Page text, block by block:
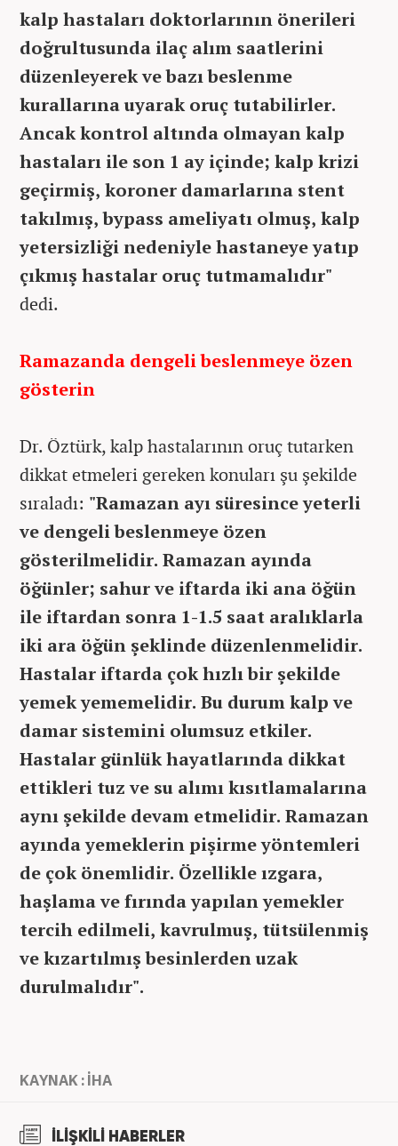
kalp hastaları doktorlarının önerileri
doğrultusunda ilaç alım saatlerini
düzenleyerek ve bazı beslenme
kurallarına uyarak oruç tutabilirler.
Ancak kontrol altında olmayan kalp
hastaları ile son 1 ay içinde; kalp krizi
geçirmiş, koroner damarlarına stent
takılmış, bypass ameliyatı olmuş, kalp
yetersizliği nedeniyle hastaneye yatıp
çıkmış hastalar oruç tutmamalıdır"
dedi.
Ramazanda dengeli beslenmeye özen
gösterin
Dr. Öztürk, kalp hastalarının oruç tutarken
dikkat etmeleri gereken konuları şu şekilde
sıraladı: "Ramazan ayı süresince yeterli
ve dengeli beslenmeye özen
gösterilmelidir. Ramazan ayında
öğünler; sahur ve iftarda iki ana öğün
ile iftardan sonra 1-1.5 saat aralıklarla
iki ara öğün şeklinde düzenlenmelidir.
Hastalar iftarda çok hızlı bir şekilde
yemek yememelidir. Bu durum kalp ve
damar sistemini olumsuz etkiler.
Hastalar günlük hayatlarında dikkat
ettikleri tuz ve su alımı kısıtlamalarına
aynı şekilde devam etmelidir. Ramazan
ayında yemeklerin pişirme yöntemleri
de çok önemlidir. Özellikle ızgara,
haşlama ve fırında yapılan yemekler
tercih edilmeli, kavrulmuş, tütsülenmiş
ve kızartılmış besinlerden uzak
durulmalıdır".
KAYNAK : İHA
İLİŞKİLİ HABERLER